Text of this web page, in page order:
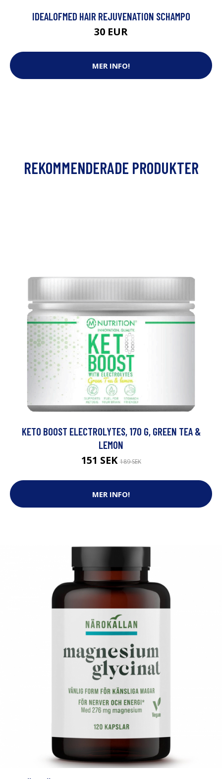
IDEALOFMED HAIR REJUVENATION SCHAMPO
30 EUR
MER INFO!
REKOMMENDERADE PRODUKTER
KETO BOOST ELECTROLYTES, 170 G, GREEN TEA &
LEMON
151 SEK189 SEK
MER INFO!